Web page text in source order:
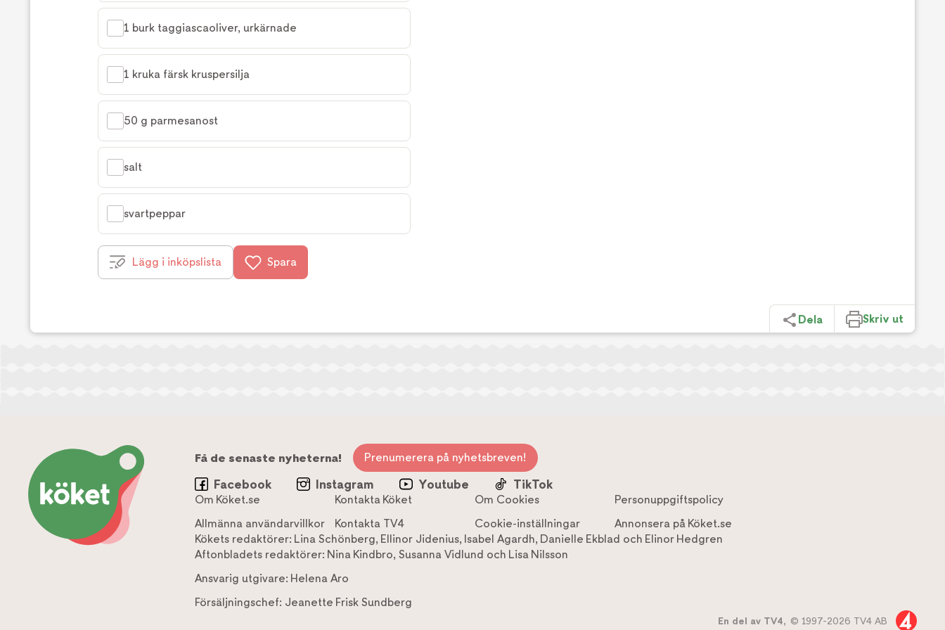
1 burk taggiascaoliver, urkärnade
1 kruka färsk kruspersilja
50 g parmesanost
salt
svartpeppar
Lägg i inköpslista Spara
Dela Skriv ut
Få de senaste nyheterna! Prenumerera på nyhetsbreven!
Facebook Instagram Youtube TikTok
Om Köket.se Kontakta Köket Om Cookies
Personuppgiftspolicy
Allmänna användarvillkor
Kontakta TV4 Cookie-inställningar
Annonsera på Köket.se
Kökets redaktörer: Lina Schönberg, Ellinor Jidenius, Isabel Agardh, Danielle Ekblad och Elinor Hedgren
Aftonbladets redaktörer: Nina Kindbro, Susanna Vidlund och Lisa Nilsson
Ansvarig utgivare: Helena Aro
Försäljningschef: Jeanette Frisk Sundberg
En del av TV4, © 1997-2026 TV4 AB